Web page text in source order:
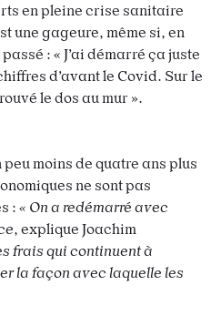
en pleine crise sanitaire
une gageure, même si, en
: « J’ai démarré ça juste
d’avant le Covid. Sur le
le dos au mur ».
moins de quatre ans plus
ne sont pas
: « On a redémarré avec
, explique Joachim
frais qui continuent à
la façon avec laquelle les